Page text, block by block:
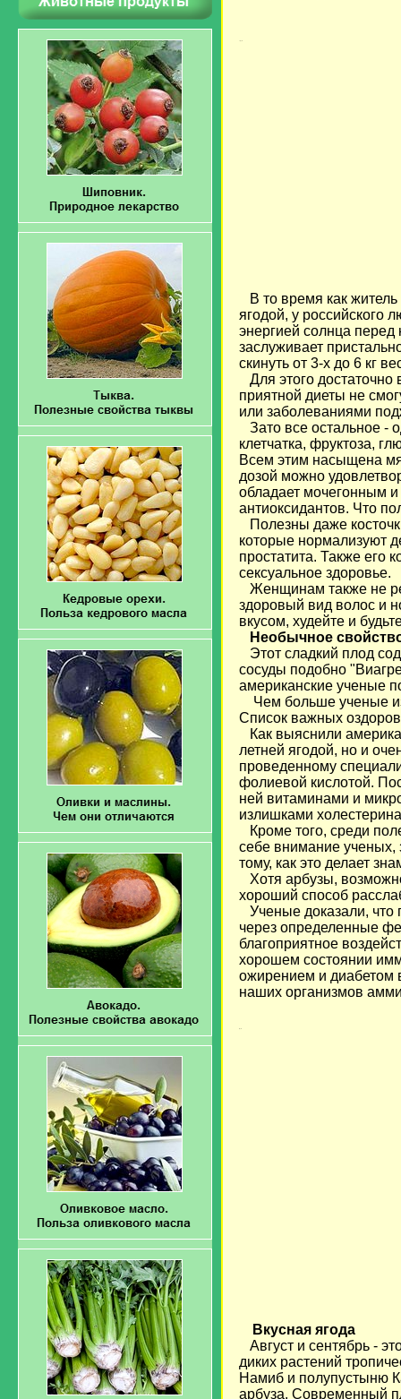
В то время как
ягодой, у российского
энергией солнца
заслуживает
скинуть от 3-х до 6 кг
Для этого
приятной диеты не
или заболеваниями
Зато все остальное -
клетчатка, фруктоза,
Всем этим насыщена
дозой можно
обладает мочегонным
антиоксидантов. Что
Полезны даже
которые нормализуют
простатита. Также его
сексуальное здоровье.
Женщинам также не
здоровый вид волос и
вкусом, худейте и
Необычное
Этот сладкий плод
сосуды подобно
американские ученые
Чем больше ученые
Список важных
Как выяснили
летней ягодой, но и
проведенному
фолиевой кислотой.
ней витаминами и
излишками
Кроме того, среди
себе внимание ученых,
тому, как это делает
Хотя арбузы,
хороший способ
Ученые доказали, что
через определенные
благоприятное
хорошем состоянии
ожирением и диабетом
наших организмов
Вкусная ягода
Август и сентябрь -
диких растений
Намиб и полупустыню
арбуза. Современный